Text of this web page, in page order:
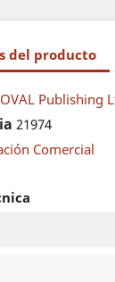
del producto
Publishing
21974
Comercial